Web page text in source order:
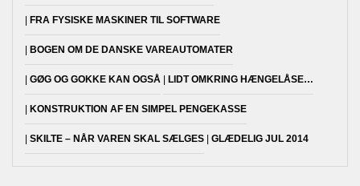
FRA FYSISKE MASKINER TIL SOFTWARE
BOGEN OM DE DANSKE VAREAUTOMATER
GØG OG GOKKE KAN OGSÅ LIDT OMKRING HÆNGELÅSE…
KONSTRUKTION AF EN SIMPEL PENGEKASSE
SKILTE – NÅR VAREN SKAL SÆLGES GLÆDELIG JUL 2014